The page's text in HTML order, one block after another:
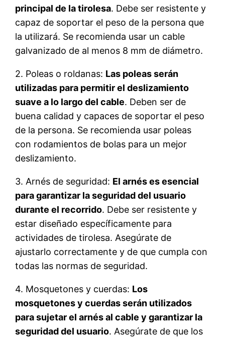
principal de la tirolesa. Debe ser resistente y
capaz de soportar el peso de la persona que
la utilizará. Se recomienda usar un cable
galvanizado de al menos 8 mm de diámetro.
2. Poleas o roldanas: Las poleas serán
utilizadas para permitir el deslizamiento
suave a lo largo del cable. Deben ser de
buena calidad y capaces de soportar el peso
de la persona. Se recomienda usar poleas
con rodamientos de bolas para un mejor
deslizamiento.
3. Arnés de seguridad: El arnés es esencial
para garantizar la seguridad del usuario
durante el recorrido. Debe ser resistente y
estar diseñado específicamente para
actividades de tirolesa. Asegúrate de
ajustarlo correctamente y de que cumpla con
todas las normas de seguridad.
4. Mosquetones y cuerdas: Los
mosquetones y cuerdas serán utilizados
para sujetar el arnés al cable y garantizar la
seguridad del usuario. Asegúrate de que los